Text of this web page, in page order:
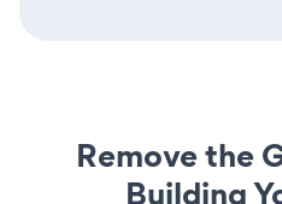
Remove the
Building